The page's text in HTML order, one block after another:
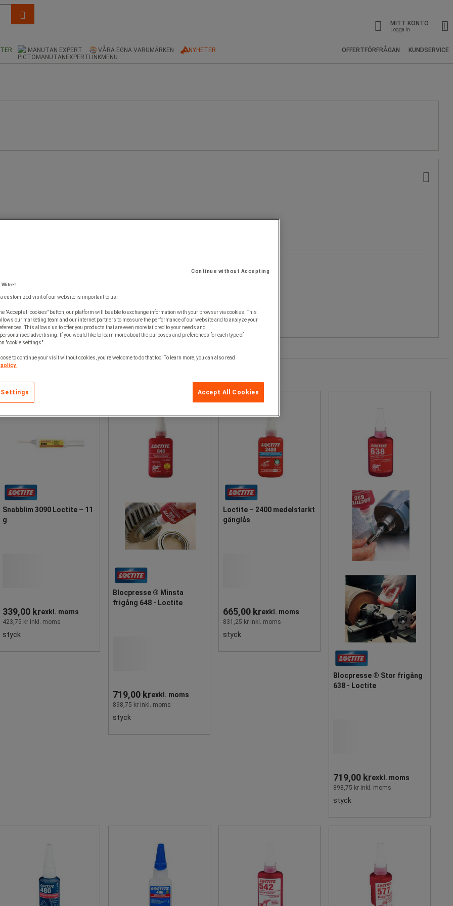
MITT KONTO
Logga in
MANUTAN EXPERT VÅRA EGNA VARUMÄRKEN NYHETER OFFERTFÖRFRÅGAN KUNDSERVICE
Snabblim 3090 Loctite – 11
g
339,00 krexkl. moms
423,75 kr inkl. moms
styck
Blocpresse ® Minsta
frigång 648 - Loctite
719,00 krexkl. moms
898,75 kr inkl. moms
styck
Loctite – 2400 medelstarkt
gänglås
665,00 krexkl. moms
831,25 kr inkl. moms
styck
Blocpresse ® Stor frigång
638 - Loctite
719,00 krexkl. moms
898,75 kr inkl. moms
styck
Continue without Accepting
Witre!
customized visit of our website is important to us!
"Accept all cookies" button, our platform will be able to exchange information with your browser via cookies. This
our marketing team and our internet partners to measure the performance of our website and to analyze your
This allows us to offer you products that are even more tailored to your needs and
advertising. If you would like to learn more about the purposes and preferences for each type of
"cookie settings".
to continue your visit without cookies, you're welcome to do that too! To learn more, you can also read
Accept All Cookies